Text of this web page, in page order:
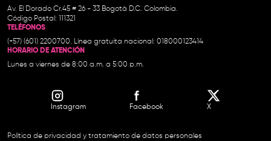
Av. El Dorado Cr.45 # 26 - 33 Bogotá D.C. Colombia.
Código Postal: 111321
TELÉFONOS
(+57) (601) 2200700. Línea gratuita nacional: 018000123414
HORARIO DE ATENCIÓN
Lunes a viernes de 8:00 a.m. a 5:00 p.m.
Instagram Facebook X
Política de privacidad y tratamiento de datos personales